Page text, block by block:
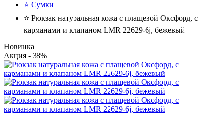
⭐ Сумки
⭐ Рюкзак натуральная кожа с плащевой Оксфорд, с
карманами и клапаном LMR 22629-6j, бежевый
Новинка
Акция - 38%